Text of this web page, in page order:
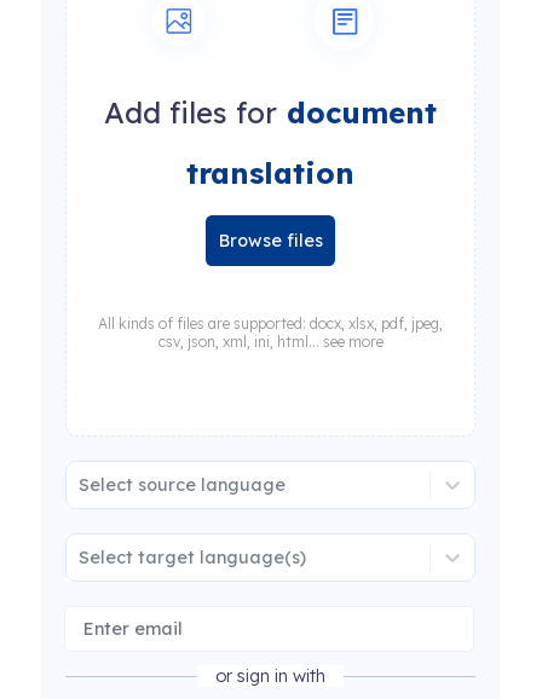
Add files for document
translation
Browse files
All kinds of files are supported: docx, xlsx, pdf, jpeg,
csv, json, xml, ini, html... see more
Select source language
Select target language(s)
or sign in with